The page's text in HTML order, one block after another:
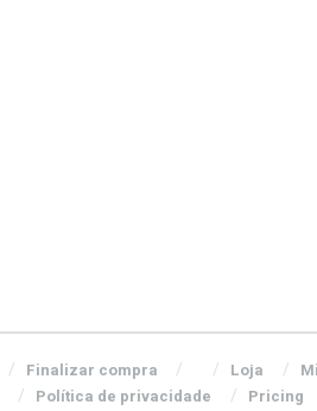
Finalizar compra Loja
Política de privacidade
Pricing